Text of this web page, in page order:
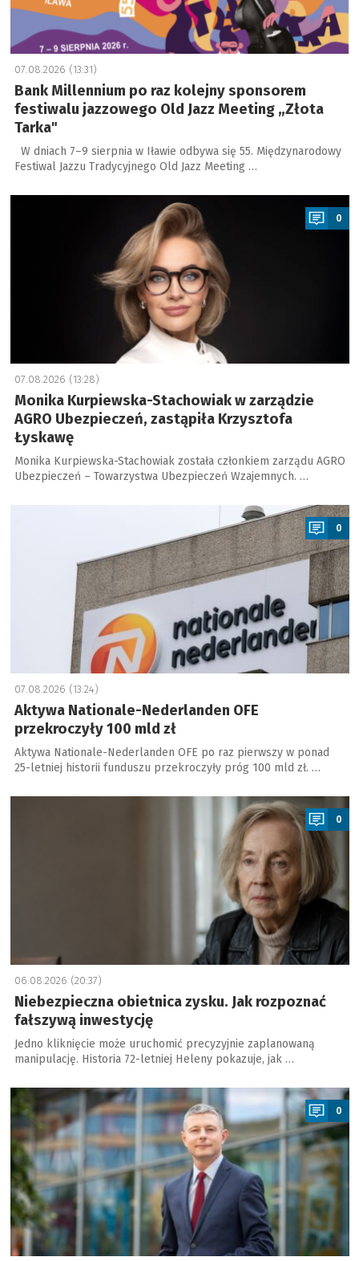
07.08.2026 (13:31)
Bank Millennium po raz kolejny sponsorem
festiwalu jazzowego Old Jazz Meeting „Złota
Tarka"
W dniach 7–9 sierpnia w Iławie odbywa się 55. Międzynarodowy
Festiwal Jazzu Tradycyjnego Old Jazz Meeting …
a
0
07.08.2026 (13:28)
Monika Kurpiewska-Stachowiak w zarządzie
AGRO Ubezpieczeń, zastąpiła Krzysztofa
Łyskawę
Monika Kurpiewska-Stachowiak została członkiem zarządu AGRO
Ubezpieczeń – Towarzystwa Ubezpieczeń Wzajemnych. …
0
07.08.2026 (13:24)
Aktywa Nationale-Nederlanden OFE
przekroczyły 100 mld zł
Aktywa Nationale-Nederlanden OFE po raz pierwszy w ponad
25-letniej historii funduszu przekroczyły próg 100 mld zł. …
a
0
06.08.2026 (20:37)
Niebezpieczna obietnica zysku. Jak rozpoznać
fałszywą inwestycję
Jedno kliknięcie może uruchomić precyzyjnie zaplanowaną
manipulację. Historia 72-letniej Heleny pokazuje, jak …
a
0